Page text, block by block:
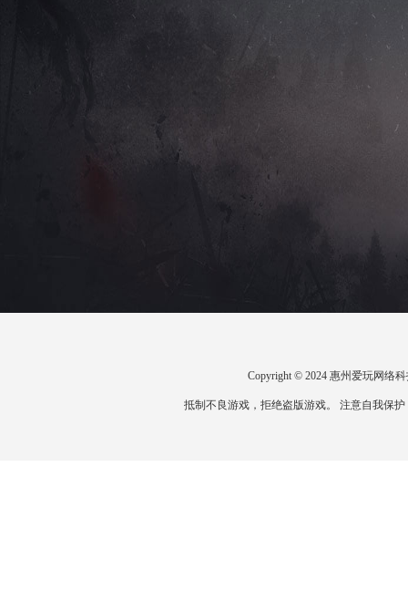
Copyright © 2024 惠州爱玩网络
抵制不良游戏，拒绝盗版游戏。 注意自我保